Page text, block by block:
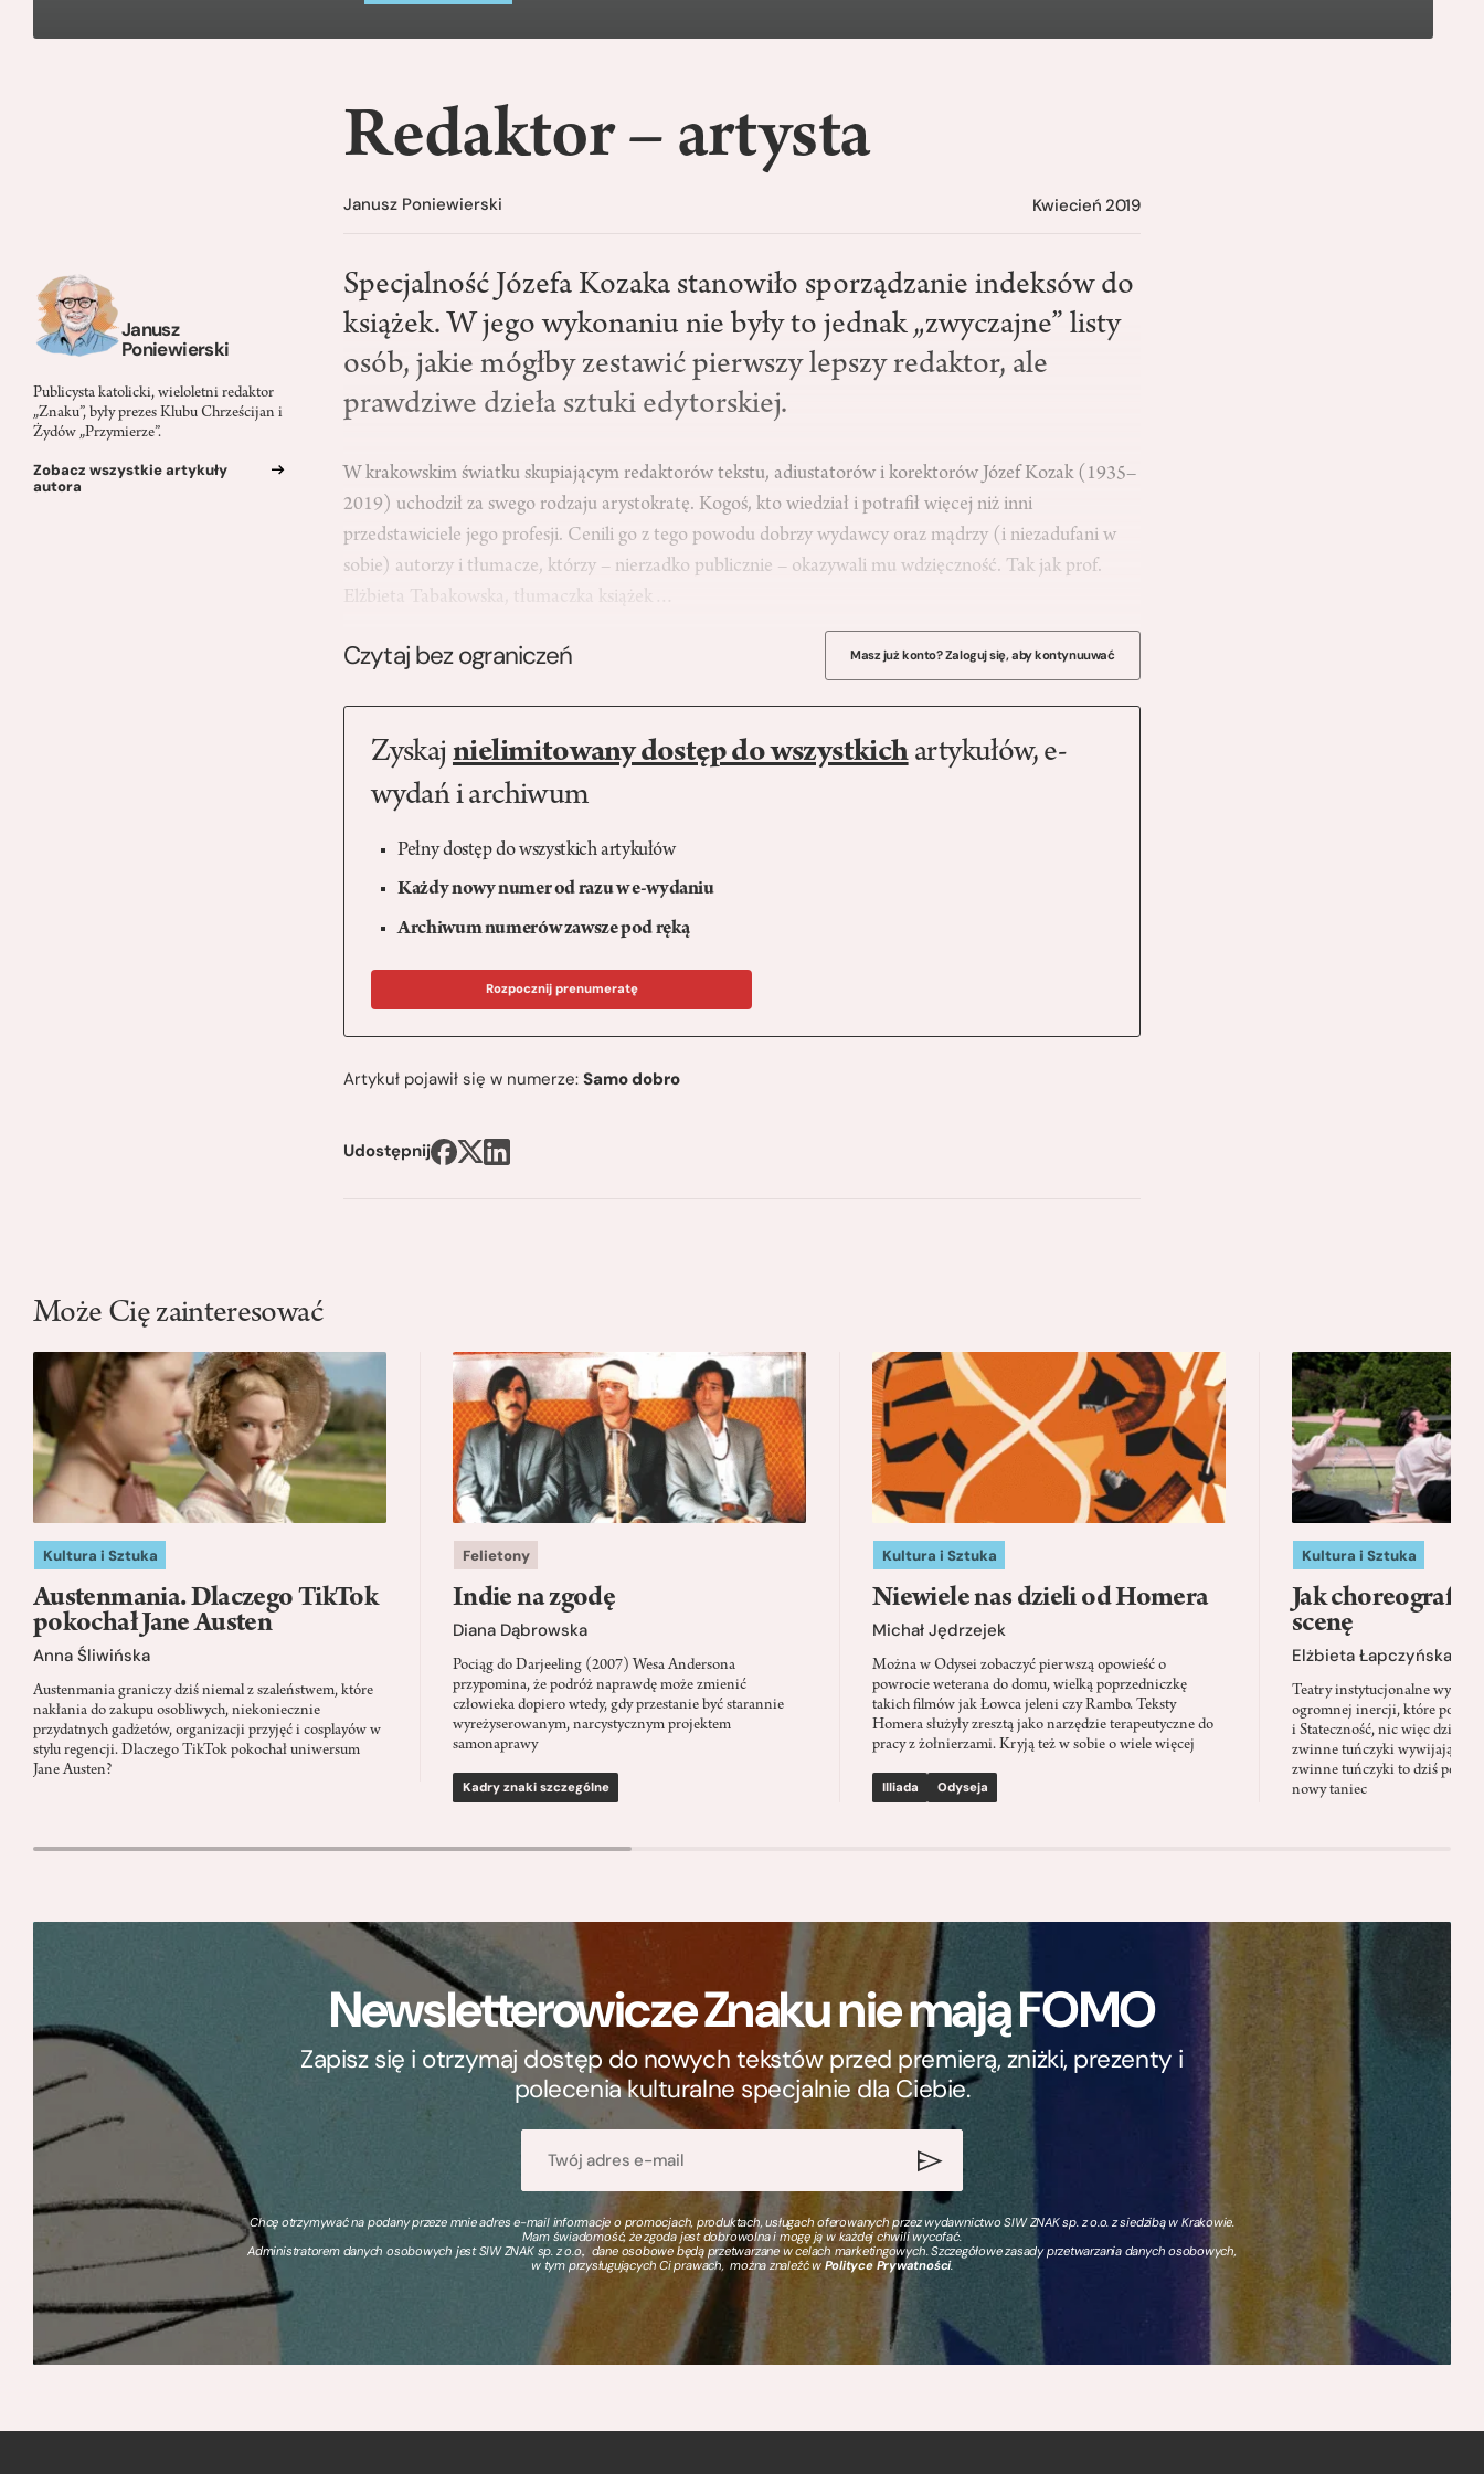
Janusz
Poniewierski
Publicysta katolicki, wieloletni redaktor
„Znaku”, były prezes Klubu Chrześcijan i
Żydów „Przymierze”.
Zobacz wszystkie artykuły
autora
Redaktor – artysta
Janusz Poniewierski Kwiecień 2019
Specjalność Józefa Kozaka stanowiło sporządzanie indeksów do
książek. W jego wykonaniu nie były to jednak „zwyczajne” listy
osób, jakie mógłby zestawić pierwszy lepszy redaktor, ale
prawdziwe dzieła sztuki edytorskiej.
W krakowskim światku skupiającym redaktorów tekstu, adiustatorów i korektorów Józef Kozak (1935–
2019) uchodził za swego rodzaju arystokratę. Kogoś, kto wiedział i potrafił więcej niż inni
przedstawiciele jego profesji. Cenili go z tego powodu dobrzy wydawcy oraz mądrzy (i niezadufani w
sobie) autorzy i tłumacze, którzy – nierzadko publicznie – okazywali mu wdzięczność. Tak jak prof.
Elżbieta Tabakowska, tłumaczka książek…
Czytaj bez ograniczeń Masz już konto? Zaloguj się, aby kontynuuwać
Zyskaj nielimitowany dostęp do wszystkichartykułów, e-
wydań i archiwum
Pełny dostęp do wszystkich artykułów
Każdy nowy numer od razu w e-wydaniu
Archiwum numerów zawsze pod ręką
Rozpocznij prenumeratę
Artykuł pojawił się w numerze:Samo dobro
Udostępnij
Może Cię zainteresować
Kultura i Sztuka
Austenmania. Dlaczego TikTok
pokochał Jane Austen
Anna Śliwińska
Austenmania graniczy dziś niemal z szaleństwem, które
nakłania do zakupu osobliwych, niekoniecznie
przydatnych gadżetów, organizacji przyjęć i cosplayów w
stylu regencji. Dlaczego TikTok pokochał uniwersum
Jane Austen?
Felietony
Indie na zgodę
Diana Dąbrowska
Pociąg do Darjeeling (2007) Wesa Andersona
przypomina, że podróż naprawdę może zmienić
człowieka dopiero wtedy, gdy przestanie być starannie
wyreżyserowanym, narcystycznym projektem
samonaprawy
Kadry znaki szczególne
Kultura i Sztuka
Niewiele nas dzieli od Homera
Michał Jędrzejek
Można w Odysei zobaczyć pierwszą opowieść o
powrocie weterana do domu, wielką poprzedniczkę
takich filmów jak Łowca jeleni czy Rambo. Teksty
Homera służyły zresztą jako narzędzie terapeutyczne do
pracy z żołnierzami. Kryją też w sobie o wiele więcej
Illiada Odyseja
Kultura i Sztuka
Jak
scenę
Elżbieta Łapczyńska
Teatry instytucjonalne
ogromnej inercji, które ponad
i Stateczność, nic więc
zwinne tuńczyki wywijają
zwinne tuńczyki to dziś
nowy taniec
Newsletterowicze Znaku nie mają FOMO
Zapisz się i otrzymaj dostęp do nowych tekstów przed premierą, zniżki, prezenty i
polecenia kulturalne specjalnie dla Ciebie.
Chcę otrzymywać na podany przeze mnie adres e-mail informacje o promocjach, produktach, usługach oferowanych przez wydawnictwo SIW ZNAK sp. z o.o. z siedzibą w Krakowie.
Mam świadomość, że zgoda jest dobrowolna i mogę ją w każdej chwili wycofać.
Administratorem danych osobowych jest SIW ZNAK sp. z o.o., dane osobowe będą przetwarzane w celach marketingowych. Szczegółowe zasady przetwarzania danych osobowych,
w tym przysługujących Ci prawach, można znaleźć wPolityce Prywatności.